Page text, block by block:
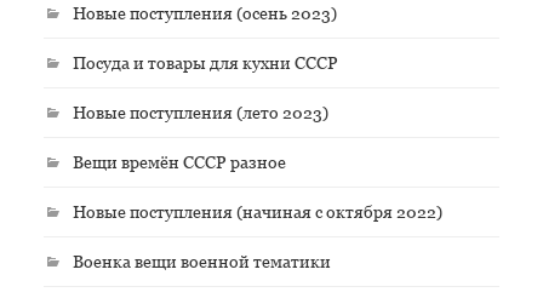
Новые поступления (осень 2023)
Посуда и товары для кухни СССР
Новые поступления (лето 2023)
Вещи времён СССР разное
Новые поступления (начиная с октября 2022)
Военка вещи военной тематики